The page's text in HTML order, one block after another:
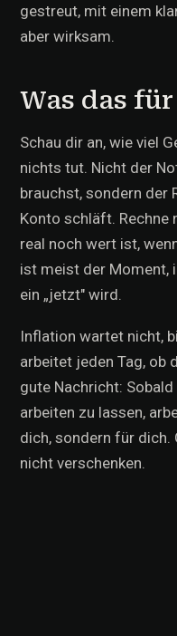
gestreut, mit einem
aber wirksam.
Was das
Schau dir an, wie viel
nichts tut. Nicht der
brauchst, sondern der
Konto schläft. Rechne
real noch wert ist,
ist meist der Moment,
ein „jetzt" wird.
Inflation wartet nicht,
arbeitet jeden Tag, ob
gute Nachricht:
arbeiten zu lassen,
dich, sondern für dich.
nicht verschenken.